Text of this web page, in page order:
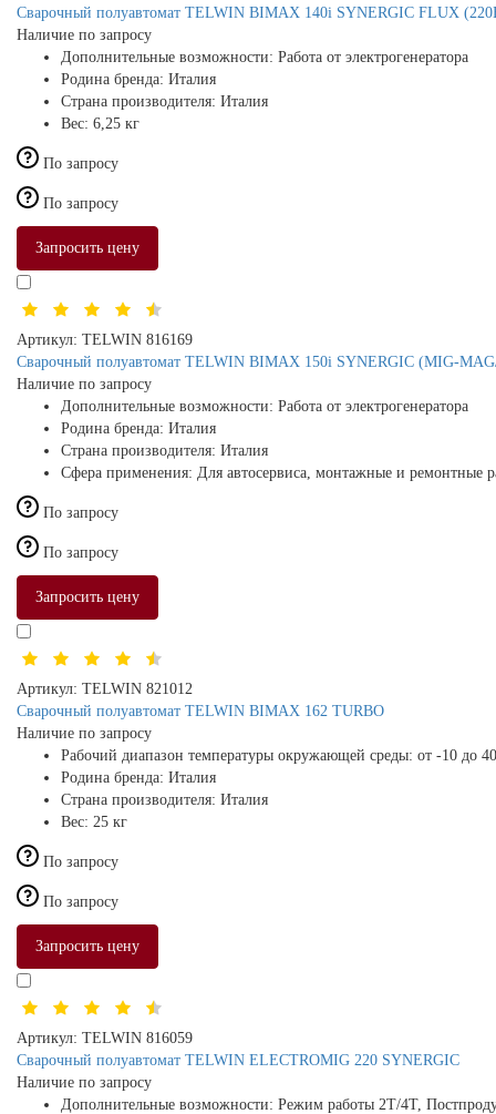
Сварочный полуавтомат TELWIN BIMAX 140i SYNERGIC FLUX
Наличие по запросу
Дополнительные возможности: Работа от электрогенератора
Родина бренда: Италия
Страна производителя: Италия
Вес: 6,25 кг
По запросу
По запросу
Запросить цену
Артикул: TELWIN 816169
Сварочный полуавтомат TELWIN BIMAX 150i SYNERGIC (MIG-
Наличие по запросу
Дополнительные возможности: Работа от электрогенератора
Родина бренда: Италия
Страна производителя: Италия
Сфера применения: Для автосервиса, монтажные и ремонтные
По запросу
По запросу
Запросить цену
Артикул: TELWIN 821012
Сварочный полуавтомат TELWIN BIMAX 162 TURBO
Наличие по запросу
Рабочий диапазон температуры окружающей среды: от -10 до
Родина бренда: Италия
Страна производителя: Италия
Вес: 25 кг
По запросу
По запросу
Запросить цену
Артикул: TELWIN 816059
Сварочный полуавтомат TELWIN ELECTROMIG 220 SYNERGIC
Наличие по запросу
Дополнительные возможности: Режим работы 2Т/4Т,